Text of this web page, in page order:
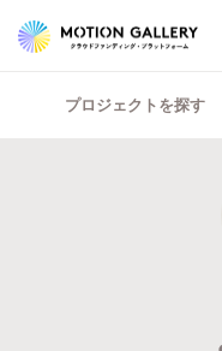
プロジェクトを探す